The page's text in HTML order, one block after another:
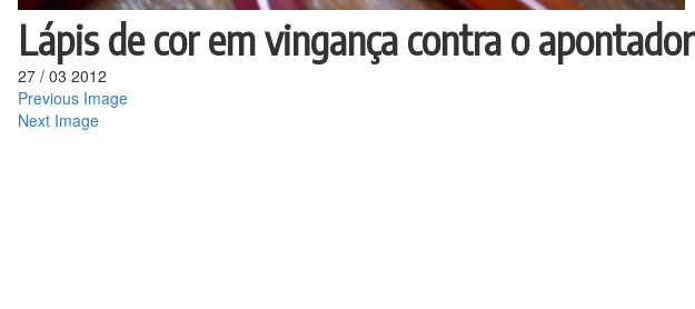
Lápis de cor em vingança contra o apontador
27 / 03 2012
Previous Image
Next Image